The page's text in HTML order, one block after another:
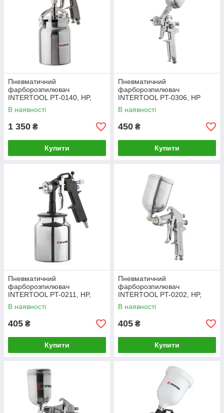
Пневматичний
фарборозпилювач
INTERTOOL PT-0140, HP,
форсунка 1.8 мм, нижній
металевий бачок 1000мл.,
В наявності
1 350 ₴
Купити
Пневматичний
фарборозпилювач
INTERTOOL PT-0306, HP
MINI, форсунка 0.5 мм,
верхній металевий бачок
В наявності
450 ₴
Купити
Пневматичний
фарборозпилювач
INTERTOOL PT-0211, HP,
форсунка 1.5 мм, нижній
металевий бачок 1000мл.,
В наявності
405 ₴
Купити
Пневматичний
фарборозпилювач
INTERTOOL PT-0202, HP,
форсунка 1.5 мм, верхній
металевий бачок 400мл.,
В наявності
405 ₴
Купити